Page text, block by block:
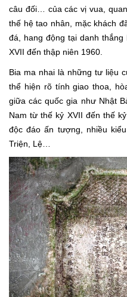
câu đối… của các vị vua,
thế hệ tao nhân, mặc khách
đá, hang động tại danh
XVII đến thập niên 1960.
Bia ma nhai là những tư liệu
thể hiện rõ tính giao thoa,
giữa các quốc gia như Nhật
Nam từ thế kỷ XVII đến thế
độc đáo ấn tượng, nhiều
Triện, Lệ…